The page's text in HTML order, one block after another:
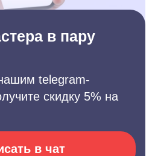
в пару
telegram-
скидку 5% на
в чат